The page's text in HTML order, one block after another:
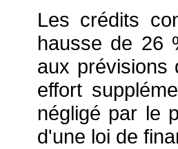
Les crédits
hausse de 26
aux prévisions
effort
négligé par le
d'une loi de